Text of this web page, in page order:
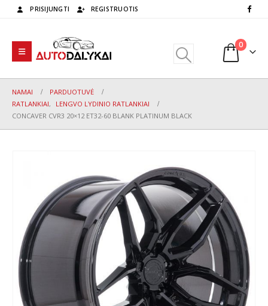
PRISIJUNGTI REGISTRUOTIS
0
NAMAI
PARDUOTUVĖ
RATLANKIAI,
LENGVO LYDINIO RATLANKIAI
CONCAVER CVR3 20×12 ET32-60 BLANK PLATINUM BLACK